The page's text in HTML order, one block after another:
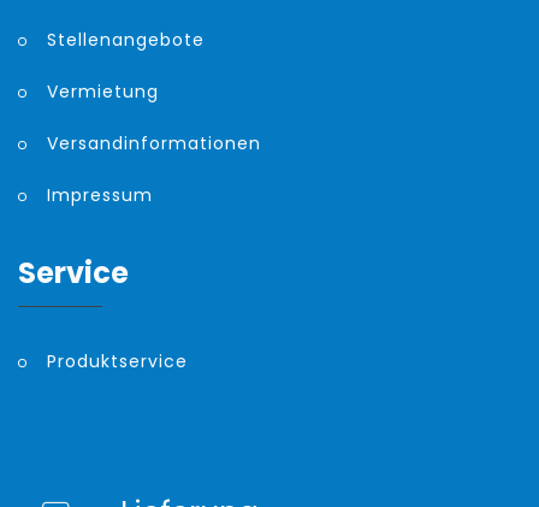
Stellenangebote
Vermietung
Versandinformationen
Impressum
Service
Produktservice